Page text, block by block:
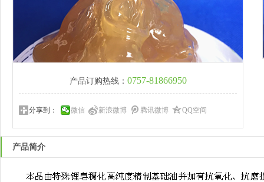
产品订购热线： 0757-81866950
分享到： 微信 新浪微博 腾讯微博 QQ空间
产品简介